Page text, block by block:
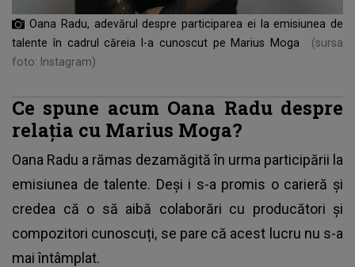
Oana Radu, adevărul despre participarea ei la emisiunea de
talente în cadrul căreia l-a cunoscut pe Marius Moga
(sursa
foto: Instagram)
Ce spune acum Oana Radu despre
relația cu Marius Moga?
Oana Radu a rămas dezamăgită în urma participării la
emisiunea de talente. Deși i s-a promis o carieră și
credea că o să aibă colaborări cu producători și
compozitori cunoscuți, se pare că acest lucru nu s-a
mai întâmplat.